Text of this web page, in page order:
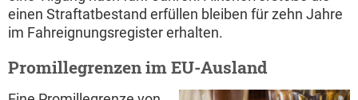
einen Straftatbestand erfüllen bleiben für zehn Jahre
im Fahreignungsregister erhalten.
Promillegrenzen im EU-Ausland